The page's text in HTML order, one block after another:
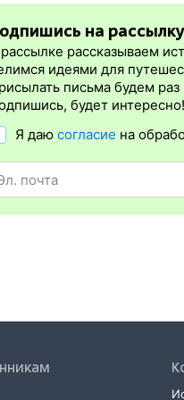
регистрация.
регистрация
упрощает жизнь
Электронная
СНГ. Для посадки в поезд
А в случае отсутствия
на
рассказываем
идеями для
письма будем
будет интересно!
Я даю согласие на